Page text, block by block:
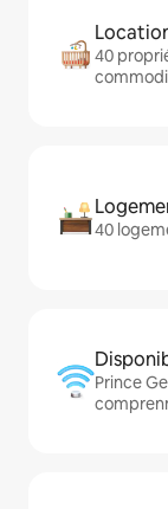
40
40
Prince